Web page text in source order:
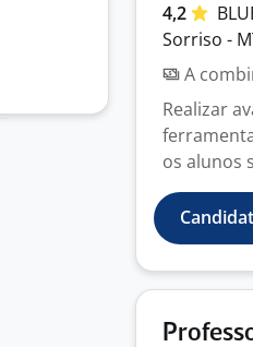
4,2
Sorriso -
A
Realizar
os alunos